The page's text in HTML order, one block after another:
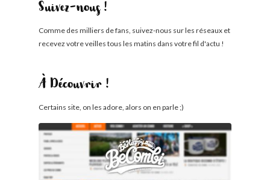
Suivez-nous !
Comme des milliers de fans, suivez-nous sur les réseaux et
recevez votre veilles tous les matins dans votre fil d'actu !
À Découvrir !
Certains site, on les adore, alors on en parle ;)